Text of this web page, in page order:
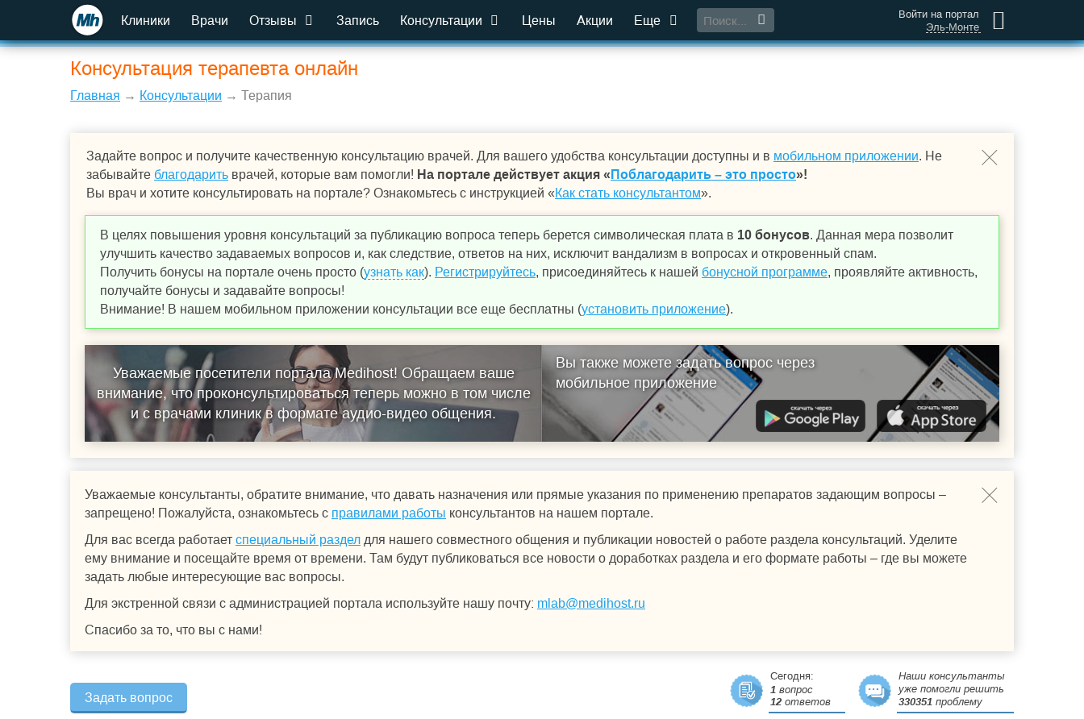
Клиники Врачи Отзывы Запись Консультации Цены Акции Еще
Войти на портал
Эль-Монте
Консультация терапевта онлайн
Главная → Консультации → Терапия
Задайте вопрос и получите качественную консультацию врачей. Для вашего удобства консультации доступны и в мобильном приложении. Не
забывайте благодарить врачей, которые вам помогли! На портале действует акция « Поблагодарить – это просто»!
Вы врач и хотите консультировать на портале? Ознакомьтесь с инструкцией «Как стать консультантом».
В целях повышения уровня консультаций за публикацию вопроса теперь берется символическая плата в 10 бонусов. Данная мера позволит
улучшить качество задаваемых вопросов и, как следствие, ответов на них, исключит вандализм в вопросах и откровенный спам.
Получить бонусы на портале очень просто (узнать как). Регистрируйтесь, присоединяйтесь к нашей бонусной программе, проявляйте активность,
получайте бонусы и задавайте вопросы!
Внимание! В нашем мобильном приложении консультации все еще бесплатны (установить приложение).
Уважаемые посетители портала Medihost! Обращаем ваше
внимание, что проконсультироваться теперь можно в том числе
и с врачами клиник в формате аудио-видео общения.
Вы также можете задать вопрос через
мобильное приложение
Уважаемые консультанты, обратите внимание, что давать назначения или прямые указания по применению препаратов задающим вопросы –
запрещено! Пожалуйста, ознакомьтесь с правилами работы консультантов на нашем портале.
Для вас всегда работает специальный раздел для нашего совместного общения и публикации новостей о работе раздела консультаций. Уделите
ему внимание и посещайте время от времени. Там будут публиковаться все новости о доработках раздела и его формате работы – где вы можете
задать любые интересующие вас вопросы.
Для экстренной связи с администрацией портала используйте нашу почту: mlab@medihost.ru
Спасибо за то, что вы с нами!
Задать вопрос
Сегодня:
1 вопрос
12 ответов
Наши консультанты
уже помогли решить
330351 проблему